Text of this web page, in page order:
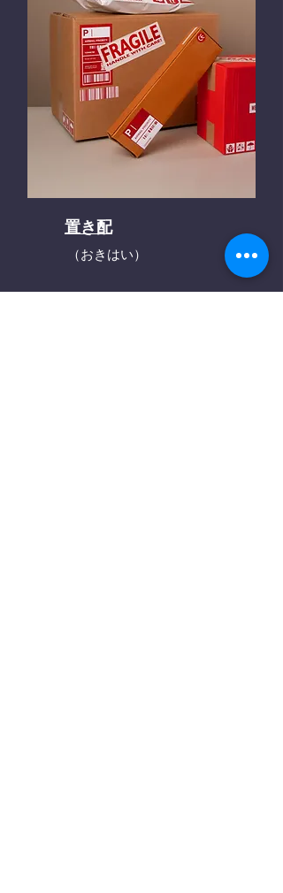
置き配
（おきはい）